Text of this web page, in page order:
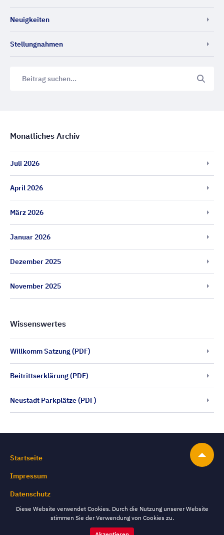
Neuigkeiten
Stellungnahmen
Monatliches Archiv
Juli 2026
April 2026
März 2026
Januar 2026
Dezember 2025
November 2025
Wissenswertes
Willkomm Satzung (PDF)
Beitrittserklärung (PDF)
Neustadt Parkplätze (PDF)
Startseite
Impressum
Datenschutz
Diese Website verwendet Cookies. Durch die Nutzung unserer Website
stimmen Sie der Verwendung von Cookies zu.